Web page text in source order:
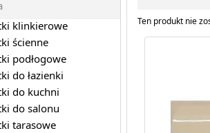
Ten produkt nie
klinkierowe
ścienne
podłogowe
do łazienki
do kuchni
do salonu
tarasowe